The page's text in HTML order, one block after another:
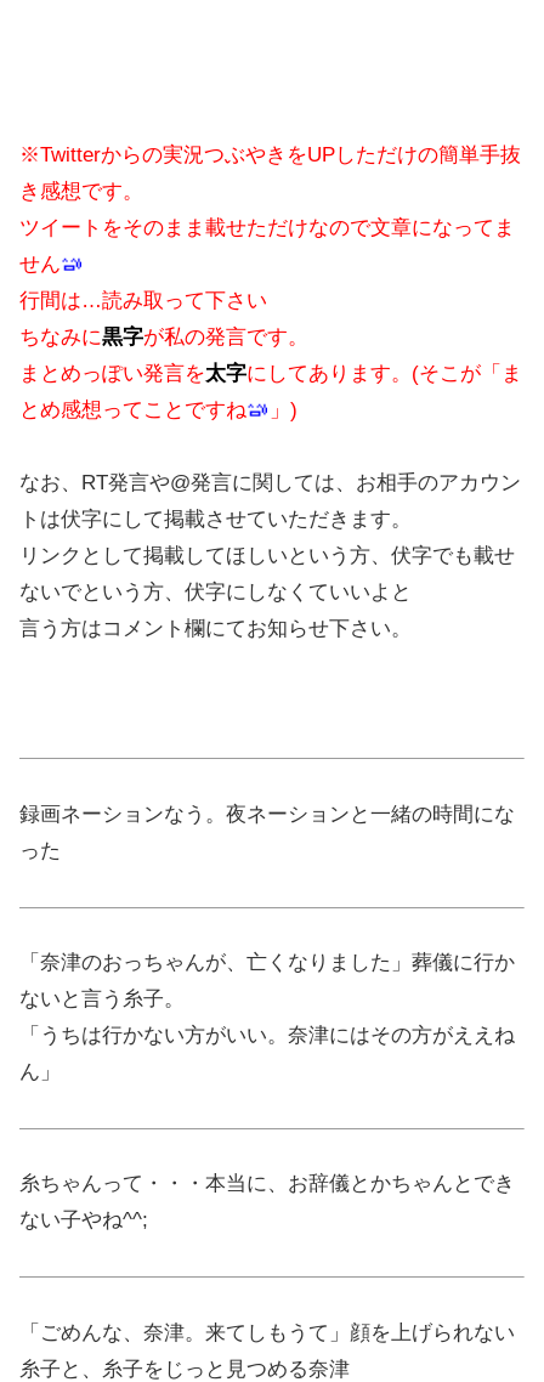
※Twitterからの実況つぶやきをUPしただけの簡単手抜
き感想です。
ツイートをそのまま載せただけなので文章になってま
せん
行間は…読み取って下さい
ちなみに黒字が私の発言です。
まとめっぽい発言を太字にしてあります。(そこが「ま
とめ感想ってことですね
」)
なお、RT発言や@発言に関しては、お相手のアカウン
トは伏字にして掲載させていただきます。
リンクとして掲載してほしいという方、伏字でも載せ
ないでという方、伏字にしなくていいよと
言う方はコメント欄にてお知らせ下さい。
録画ネーションなう。夜ネーションと一緒の時間にな
った
「奈津のおっちゃんが、亡くなりました」葬儀に行か
ないと言う糸子。
「うちは行かない方がいい。奈津にはその方がええね
ん」
糸ちゃんって・・・本当に、お辞儀とかちゃんとでき
ない子やね^^;
「ごめんな、奈津。来てしもうて」顔を上げられない
糸子と、糸子をじっと見つめる奈津